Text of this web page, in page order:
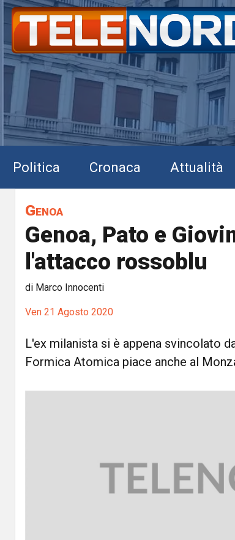
Politica Cronaca Attualità
Genoa
Genoa, Pato e
l'attacco rossoblu
di Marco Innocenti
Ven 21 Agosto 2020
L'ex milanista si è appena svincolato
Formica Atomica piace anche al